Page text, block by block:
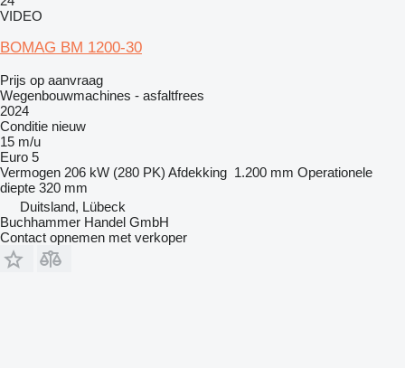
VIDEO
BOMAG BM 1200-30
Prijs op aanvraag
Wegenbouwmachines - asfaltfrees
2024
Conditie nieuw
15 m/u
Euro 5
Vermogen 206 kW (280 PK) Afdekking 1.200 mm Operationele
diepte 320 mm
Duitsland, Lübeck
Buchhammer Handel GmbH
Contact opnemen met verkoper